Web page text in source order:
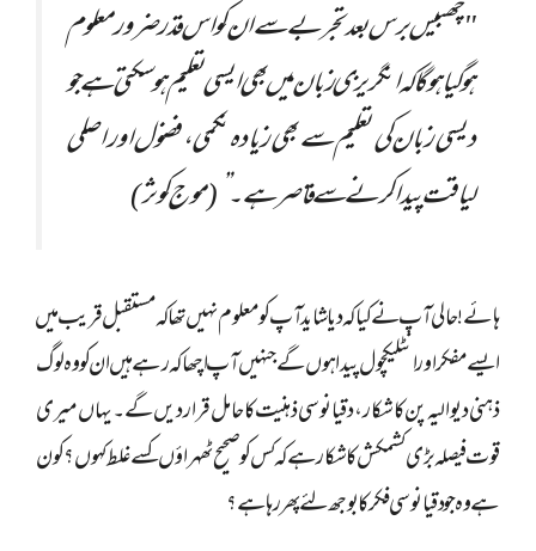
"چھبیس برس بعد تجربے سے ان کو اس قدر ضرور معلوم
ہو گیا ہوگا کہ انگریزی زبان میں بھی ایسی تعلیم ہو سکتی ہے جو
دیسی زبان کی تعلیم سے بھی زیادہ نکمی، فضول اور اصلی
لیاقت پیدا کرنے سے قاصر ہے۔”(موج کوثر)
ہائے! حالی آپ نے کیا کہ دیا شاید آپ کو معلوم نہیں تھا کہ مستقبل قریب میں
ایسے مفکر اور انٹلیکچول پیدا ہوں گے جنہیں آپ اچھا کہ رہے ہیں ان کو وہ لوگ
ذہنی دیوالیہ پن کا شکار، دقیانوسی ذہنیت کا حامل قرار دیں گے۔ یہاں میری
قوت فیصلہ بڑی کشمکش کا شکار ہے کہ کس کو صحیح ٹھہراؤں کسے غلط کہوں؟ کون
ہے وہ جو دقیانوسی فکر کا بوجھ لئے پھر رہا ہے؟